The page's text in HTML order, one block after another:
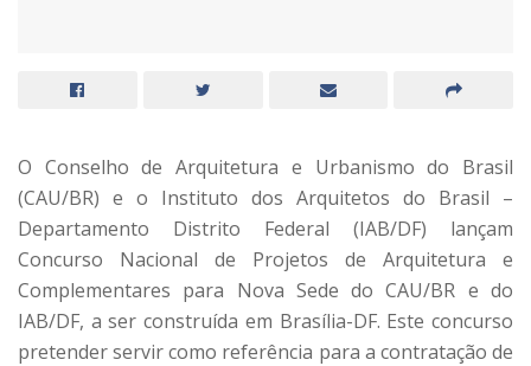
O Conselho de Arquitetura e Urbanismo do Brasil
(CAU/BR) e o Instituto dos Arquitetos do Brasil –
Departamento Distrito Federal (IAB/DF) lançam
Concurso Nacional de Projetos de Arquitetura e
Complementares para Nova Sede do CAU/BR e do
IAB/DF, a ser construída em Brasília-DF. Este concurso
pretender servir como referência para a contratação de